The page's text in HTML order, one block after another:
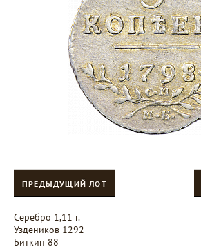
ПРЕДЫДУЩИЙ ЛОТ
Серебро 1,11 г.
Уздеников 1292
Биткин 88